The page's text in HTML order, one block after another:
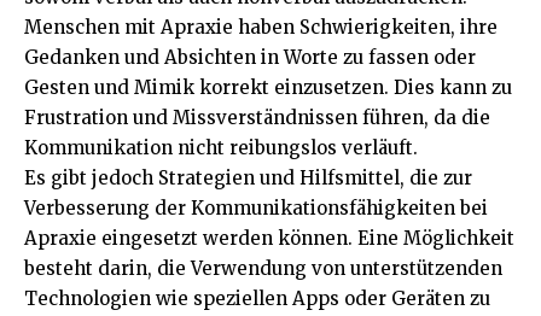
Menschen mit Apraxie haben Schwierigkeiten, ihre
Gedanken und Absichten in Worte zu fassen oder
Gesten und Mimik korrekt einzusetzen. Dies kann zu
Frustration und Missverständnissen führen, da die
Kommunikation nicht reibungslos verläuft.
Es gibt jedoch Strategien und Hilfsmittel, die zur
Verbesserung der Kommunikationsfähigkeiten bei
Apraxie eingesetzt werden können. Eine Möglichkeit
besteht darin, die Verwendung von unterstützenden
Technologien wie speziellen Apps oder Geräten zu